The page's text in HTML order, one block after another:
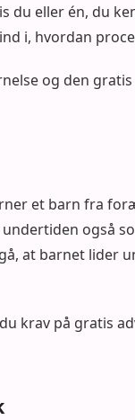
du eller én, du
i, hvordan
og den
et barn fra
også
at barnet lider
krav på gratis